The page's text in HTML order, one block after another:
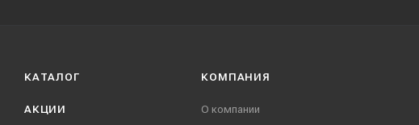
КАТАЛОГ
АКЦИИ
КОМПАНИЯ
О компании